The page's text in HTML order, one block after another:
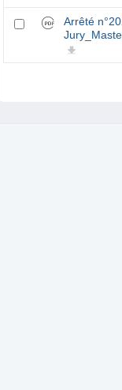
Arrêté